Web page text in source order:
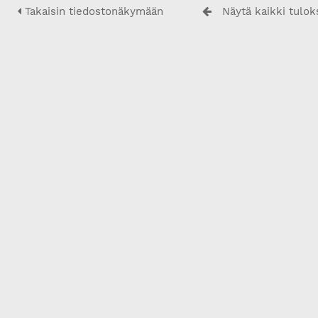
Takaisin tiedostonäkymään Näytä kaikki